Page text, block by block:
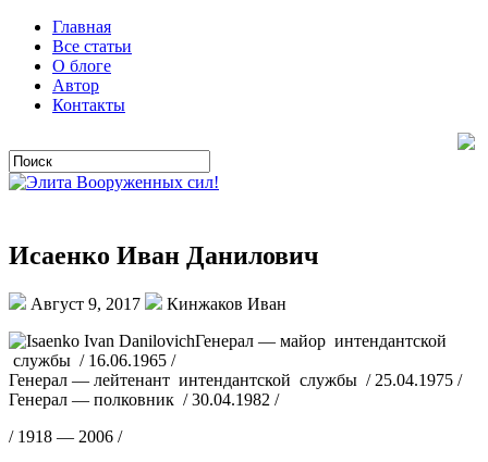
Главная
Все статьи
О блоге
Автор
Контакты
Исаенко Иван Данилович
Август 9, 2017
Кинжаков Иван
Генерал — майор интендантской
службы / 16.06.1965 /
Генерал — лейтенант интендантской службы / 25.04.1975 /
Генерал — полковник / 30.04.1982 /
/ 1918 — 2006 /